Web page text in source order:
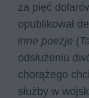
za pięć
opublikował
inne poezje (
odsłużeniu
chorążego
służby w